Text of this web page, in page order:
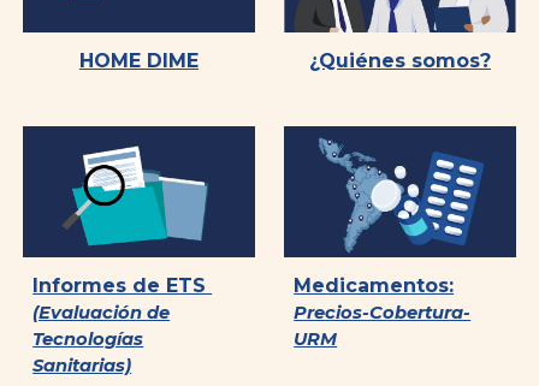
HOME DIME ¿Quiénes somos?
Informes de ETS
(Evaluación de
Tecnologías
Sanitarias)
Medicamentos:
Precios-Cobertura-
URM